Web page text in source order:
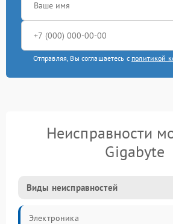
Отправляя, Вы соглашаетесь с политикой
Неисправности
Gigabyte
Виды неисправностей
Электроника